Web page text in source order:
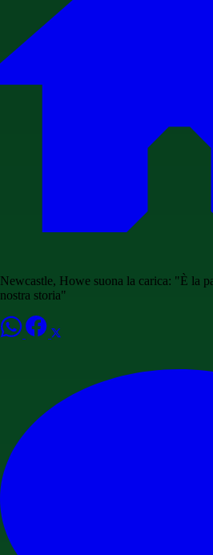
Newcastle, Howe suona la carica: "È la
nostra storia"